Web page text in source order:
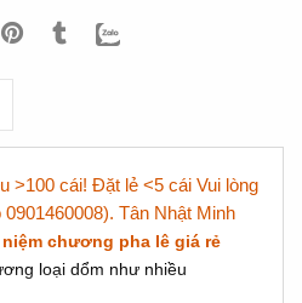
>100 cái! Đặt lẻ <5 cái Vui lòng
0901460008). Tân Nhật Minh
niệm chương pha lê giá rẻ
loại dổm như nhiều